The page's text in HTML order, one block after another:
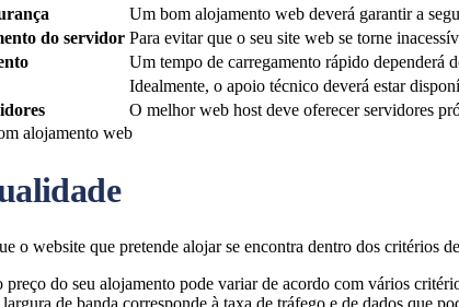
Um bom alojamento web deverá garantir a
do servidor Para evitar que o seu site web se torne
Um tempo de carregamento rápido dependerá
Idealmente, o apoio técnico deverá estar
O melhor web host deve oferecer servidores
alojamento web
o website que pretende alojar se encontra dentro dos critérios
preço do seu alojamento pode variar de acordo com vários
largura de banda corresponde à taxa de tráfego e de dados que